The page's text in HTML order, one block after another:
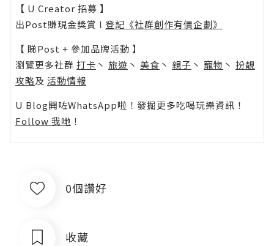
【 U Creator 招募 】
出Post賺現金獎賞 l 登記《社群創作有價企劃》
【 睇Post + 參加品牌活動 】
瀏覽更多社群 打卡 丶 旅遊 丶 美食 丶 親子 丶 寵物 丶 扮靚
攻略及 活動情報
U Blog開咗WhatsApp啦！發掘更多吃喝玩樂資訊！
Follow 我哋 ！
0個讚好
收藏